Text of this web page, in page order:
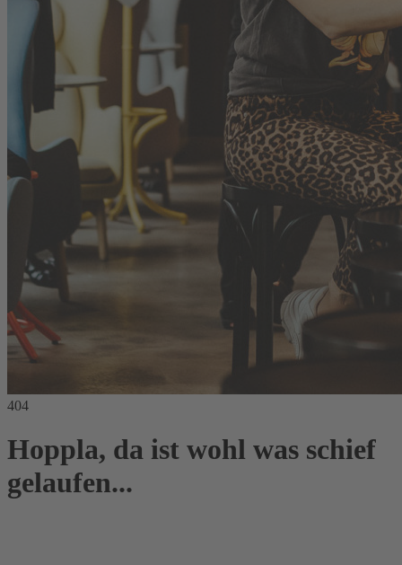
404
Hoppla, da ist wohl was schief
gelaufen...